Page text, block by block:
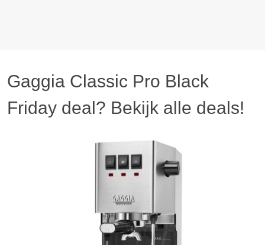
Gaggia Classic Pro Black
Friday deal? Bekijk alle deals!